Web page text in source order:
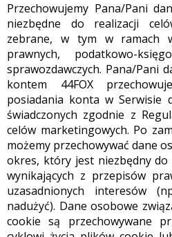
Przechowujemy Pana/Pani
niezbędne do realizacji
zebrane, w tym w ramach
prawnych, podatkowo-
sprawozdawczych. Pana/Pani
kontem 44FOX
posiadania konta w Serwisie
świadczonych zgodnie z
celów marketingowych. Po
możemy przechowywać dane
okres, który jest niezbędny do
wynikających z przepisów
uzasadnionych interesów
nadużyć). Dane osobowe
cookie są przechowywane